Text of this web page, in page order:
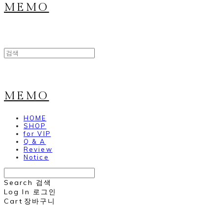
MEMO
MEMO
HOME
SHOP
for VIP
Q & A
Review
Notice
Search 검색
Log In 로그인
Cart 장바구니